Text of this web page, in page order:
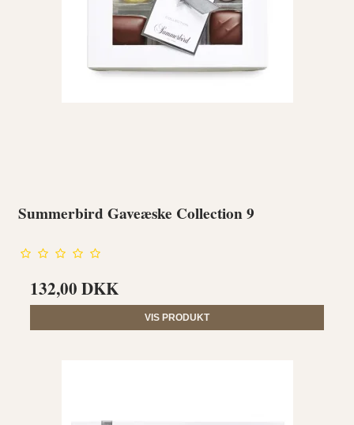
Summerbird Gaveæske Collection 9
132,00 DKK
VIS PRODUKT